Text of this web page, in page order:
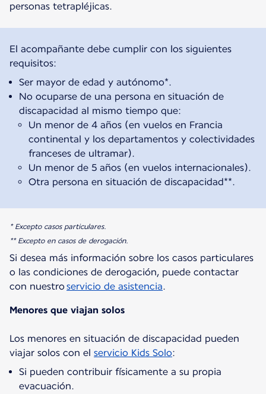
personas tetrapléjicas.
El acompañante debe cumplir con los siguientes
Ser mayor de edad y autónomo*.
No ocuparse de una persona en situación de
discapacidad al mismo tiempo que:
Un menor de 4 años (en vuelos en Francia
continental y los departamentos y colectividades
franceses de ultramar).
Un menor de 5 años (en vuelos internacionales).
Otra persona en situación de discapacidad**.
* Excepto casos particulares.
** Excepto en casos de derogación.
Si desea más información sobre los casos particulares
o las condiciones de derogación, puede contactar
con nuestro servicio de asistencia.
Menores que viajan solos
Los menores en situación de discapacidad pueden
viajar solos con el servicio Kids Solo
Si pueden contribuir físicamente a su propia
evacuación.